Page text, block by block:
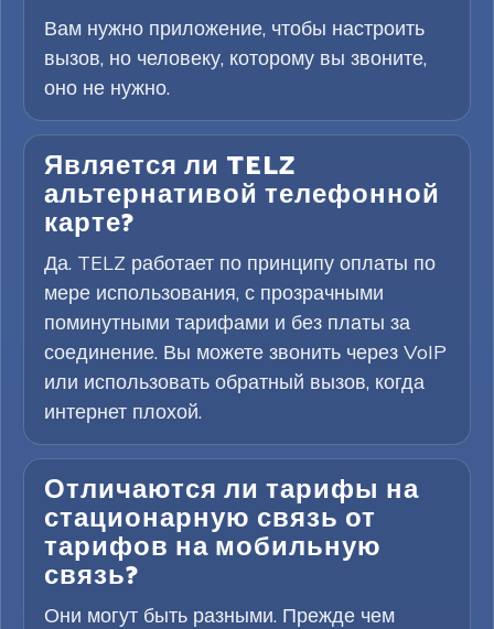
Вам нужно приложение, чтобы настроить
вызов, но человеку, которому вы звоните,
оно не нужно.
Является ли TELZ
альтернативой телефонной
карте?
Да. TELZ работает по принципу оплаты по
мере использования, с прозрачными
поминутными тарифами и без платы за
соединение. Вы можете звонить через VoIP
или использовать обратный вызов, когда
интернет плохой.
Отличаются ли тарифы на
стационарную связь от
тарифов на мобильную
связь?
Они могут быть разными. Прежде чем